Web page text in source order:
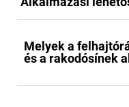
Melyek a
és a rakodósínek